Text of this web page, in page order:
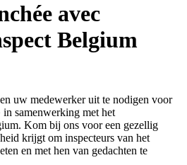
avec
Belgium
uw medewerker uit te nodigen voor
samenwerking met het
Kom bij ons voor een gezellig
krijgt om inspecteurs van het
en met hen van gedachten te